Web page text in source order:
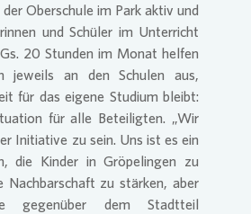
Oberschule im Park aktiv und
und Schüler im Unterricht
20 Stunden im Monat helfen
jeweils an den Schulen aus,
für das eigene Studium bleibt:
für alle Beteiligten. „Wir
Initiative zu sein. Uns ist es ein
die Kinder in Gröpelingen zu
Nachbarschaft zu stärken, aber
gegenüber dem Stadtteil